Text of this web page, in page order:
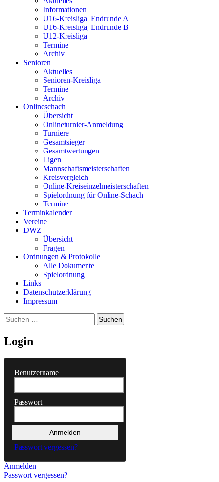
Informationen
U16-Kreisliga, Endrunde A
U16-Kreisliga, Endrunde B
U12-Kreisliga
Termine
Archiv
Senioren
Aktuelles
Senioren-Kreisliga
Termine
Archiv
Onlineschach
Übersicht
Onlineturnier-Anmeldung
Turniere
Gesamtsieger
Gesamtwertungen
Ligen
Mannschaftsmeisterschaften
Kreisvergleich
Online-Kreiseinzelmeisterschaften
Spielordnung für Online-Schach
Termine
Terminkalender
Vereine
DWZ
Übersicht
Fragen
Ordnungen & Protokolle
Alle Dokumente
Spielordnung
Links
Datenschutzerklärung
Impressum
Suchen
nach:
Login
Benutzername
Passwort
Passwort vergessen?
Anmelden
Passwort vergessen?